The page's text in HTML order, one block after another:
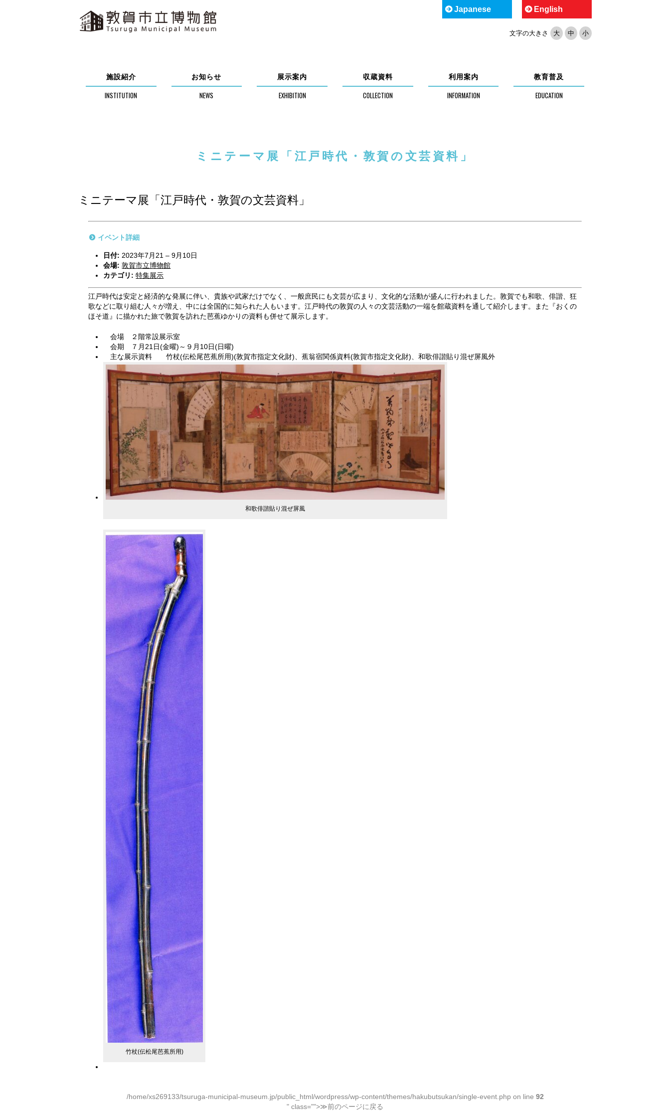
Japanese English
文字の大きさ 大 中 小
施設紹介 お知らせ 展示案内 収蔵資料 利用案内 教育普及
ミニテーマ展「江戸時代・敦賀の文芸資料」
ミニテーマ展「江戸時代・敦賀の文芸資料」
イベント詳細
日付: 2023年7月21 –9月10日
会場: 敦賀市立博物館
カテゴリ: 特集展示
江戸時代は安定と経済的な発展に伴い、貴族や武家だけでなく、一般庶民にも文芸が広まり、文化的な活動が盛んに行われました。敦賀でも和歌、俳諧、狂
歌などに取り組む人々が増え、中には全国的に知られた人もいます。江戸時代の敦賀の人々の文芸活動の一端を館蔵資料を通して紹介します。また『おくの
ほそ道』に描かれた旅で敦賀を訪れた芭蕉ゆかりの資料も併せて展示します。
会場 ２階常設展示室
会期 ７月21日(金曜)～９月10日(日曜)
主な展示資料 竹杖(伝松尾芭蕉所用)(敦賀市指定文化財)、蕉翁宿関係資料(敦賀市指定文化財)、和歌俳諧貼り混ぜ屏風外
和歌俳諧貼り混ぜ屏風
竹杖(伝松尾芭蕉所用)
/home/xs269133/tsuruga-municipal-museum.jp/public_html/wordpress/wp-content/themes/hakubutsukan/single-event.php on line 92
" class="">≫前のページに戻る